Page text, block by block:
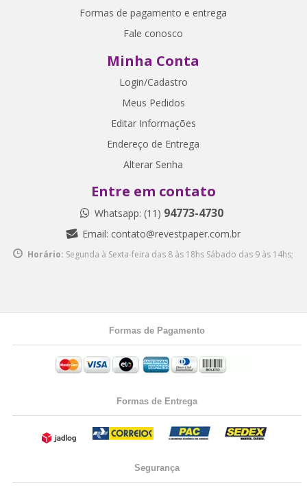
Formas de pagamento e entrega
Fale conosco
Minha Conta
Login/Cadastro
Meus Pedidos
Editar Informações
Endereço de Entrega
Alterar Senha
Entre em contato
Whatsapp: (11) 94773-4730
Email: contato@revestpaper.com.br
Horário: Segunda à Sexta-feira das 8 às 18hs Sábado das 9 às 14hs;
Formas de Pagamento
Formas de Entrega
Segurança